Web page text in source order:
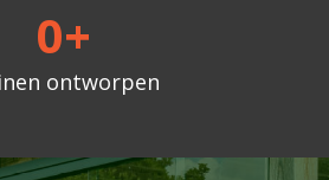
0+
ontworpen